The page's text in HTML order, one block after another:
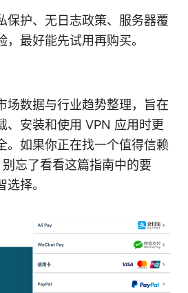
保护、无日志政策、服务器覆
最好能先试用再购买。
场数据与行业趋势整理，旨在
、安装和使用 VPN 应用时更
。如果你正在找一个值得信赖
忘了看看这篇指南中的要
择。